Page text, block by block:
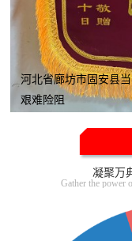
河北省廊坊市固安县
艰难险阻
凝聚万
Gather the power